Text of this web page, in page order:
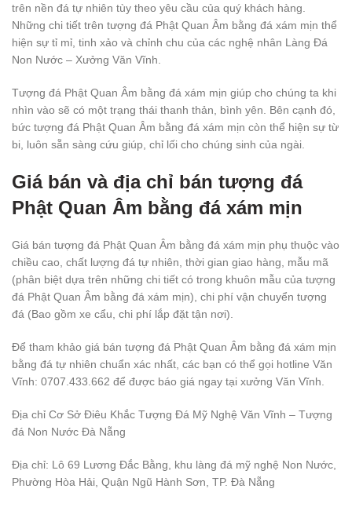
trên nền đá tự nhiên tùy theo yêu cầu của quý khách hàng.
Những chi tiết trên tượng đá Phật Quan Âm bằng đá xám mịn thể
hiện sự tỉ mỉ, tinh xảo và chỉnh chu của các nghệ nhân Làng Đá
Non Nước – Xưởng Văn Vĩnh.
Tượng đá Phật Quan Âm bằng đá xám mịn giúp cho chúng ta khi
nhìn vào sẽ có một trạng thái thanh thản, bình yên. Bên cạnh đó,
bức tượng đá Phật Quan Âm bằng đá xám mịn còn thể hiện sự từ
bi, luôn sẵn sàng cứu giúp, chỉ lối cho chúng sinh của ngài.
Giá bán và địa chỉ bán tượng đá
Phật Quan Âm bằng đá xám mịn
Giá bán tượng đá Phật Quan Âm bằng đá xám mịn phụ thuộc vào
chiều cao, chất lượng đá tự nhiên, thời gian giao hàng, mẫu mã
(phân biệt dựa trên những chi tiết có trong khuôn mẫu của tượng
đá Phật Quan Âm bằng đá xám mịn), chi phí vận chuyển tượng
đá (Bao gồm xe cẩu, chi phí lắp đặt tận nơi).
Để tham khảo giá bán tượng đá Phật Quan Âm bằng đá xám mịn
bằng đá tự nhiên chuẩn xác nhất, các bạn có thể gọi hotline Văn
Vĩnh: 0707.433.662 để được báo giá ngay tại xưởng Văn Vĩnh.
Địa chỉ Cơ Sở Điêu Khắc Tượng Đá Mỹ Nghệ Văn Vĩnh – Tượng
đá Non Nước Đà Nẵng
Địa chỉ: Lô 69 Lương Đắc Bằng, khu làng đá mỹ nghệ Non Nước,
Phường Hòa Hải, Quận Ngũ Hành Sơn, TP. Đà Nẵng